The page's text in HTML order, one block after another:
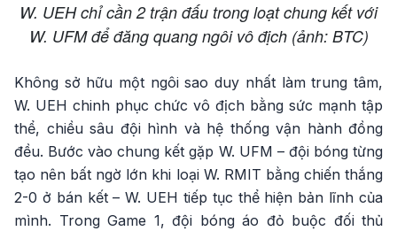
W. UEH chỉ cần 2 trận đấu trong loạt chung kết với
W. UFM để đăng quang ngôi vô địch (ảnh: BTC)
Không sở hữu một ngôi sao duy nhất làm trung tâm,
W. UEH chinh phục chức vô địch bằng sức mạnh tập
thể, chiều sâu đội hình và hệ thống vận hành đồng
đều. Bước vào chung kết gặp W. UFM – đội bóng từng
tạo nên bất ngờ lớn khi loại W. RMIT bằng chiến thắng
2-0 ở bán kết – W. UEH tiếp tục thể hiện bản lĩnh của
mình. Trong Game 1, đội bóng áo đỏ buộc đối thủ